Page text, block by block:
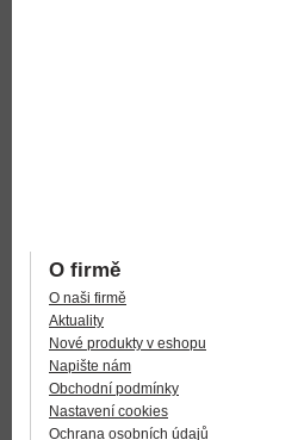
O firmě
O naši firmě
Aktuality
Nové produkty v eshopu
Napište nám
Obchodní podmínky
Nastavení cookies
Ochrana osobních údajů